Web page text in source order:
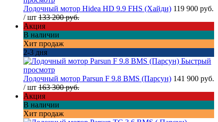
Лодочный мотор Hidea HD 9.9 FHS (Хайди) 119 900 руб.
/ шт 133 200 руб.
Акция
В наличии
Хит продаж
2-3 дня
Быстрый
просмотр
Лодочный мотор Parsun F 9.8 BMS (Парсун) 141 900 руб.
/ шт 163 300 руб.
Акция
В наличии
Хит продаж